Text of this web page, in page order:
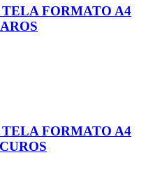
FORMATO A4
FORMATO A4